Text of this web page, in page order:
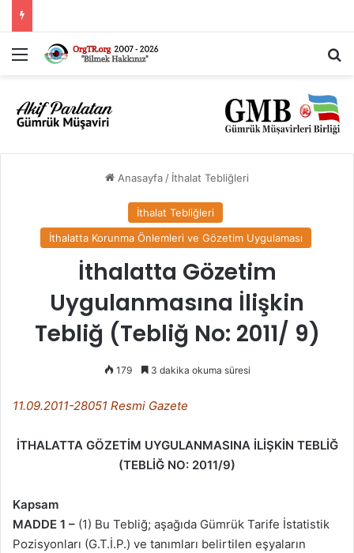
Menü
Anasayfa/ İthalat Tebliğleri
İthalat Tebliğleri
İthalatta Korunma Önlemleri ve Gözetim Uygulaması
İthalatta Gözetim
Uygulanmasına İlişkin
Tebliğ (Tebliğ No: 2011/ 9)
179 3 dakika okuma süresi
11.09.2011-28051 Resmi Gazete
İTHALATTA GÖZETİM UYGULANMASINA İLİŞKİN TEBLİĞ
(TEBLİĞ NO: 2011/9)
Kapsam
MADDE 1 – (1) Bu Tebliğ; aşağıda Gümrük Tarife İstatistik
Pozisyonları (G.T.İ.P.) ve tanımları belirtilen eşyaların